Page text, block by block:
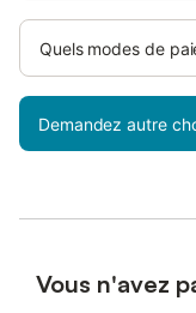
Quels modes de
Demandez autre
Vous n'avez